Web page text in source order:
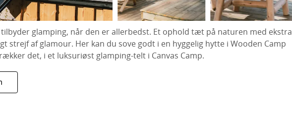
tilbyder glamping, når den er allerbedst. Et ophold tæt på naturen med ekstra
strejf af glamour. Her kan du sove godt i en hyggelig hytte i Wooden Camp
det, i et luksuriøst glamping-telt i Canvas Camp.